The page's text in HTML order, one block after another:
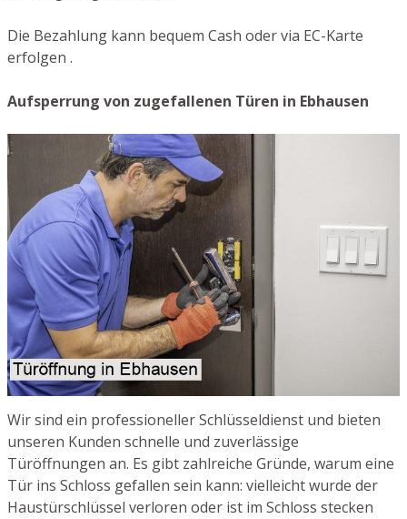
Die Bezahlung kann bequem Cash oder via EC-Karte
erfolgen .
Aufsperrung von zugefallenen Türen in Ebhausen
Wir sind ein professioneller Schlüsseldienst und bieten
unseren Kunden schnelle und zuverlässige
Türöffnungen an. Es gibt zahlreiche Gründe, warum eine
Tür ins Schloss gefallen sein kann: vielleicht wurde der
Haustürschlüssel verloren oder ist im Schloss stecken